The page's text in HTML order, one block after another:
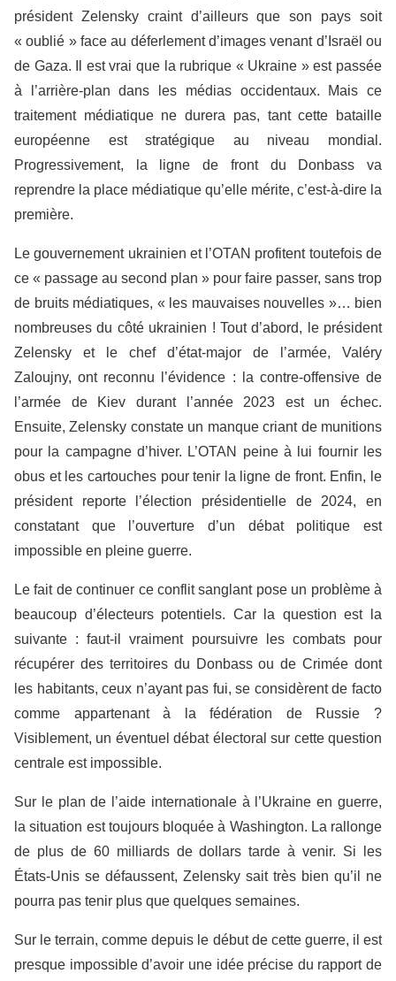
président Zelensky craint d’ailleurs que son pays soit
« oublié » face au déferlement d’images venant d’Israël ou
de Gaza. Il est vrai que la rubrique « Ukraine » est passée
à l’arrière-plan dans les médias occidentaux. Mais ce
traitement médiatique ne durera pas, tant cette bataille
européenne est stratégique au niveau mondial.
Progressivement, la ligne de front du Donbass va
reprendre la place médiatique qu’elle mérite, c’est-à-dire la
première.
Le gouvernement ukrainien et l’OTAN profitent toutefois de
ce « passage au second plan » pour faire passer, sans trop
de bruits médiatiques, « les mauvaises nouvelles »… bien
nombreuses du côté ukrainien ! Tout d’abord, le président
Zelensky et le chef d’état-major de l’armée, Valéry
Zaloujny, ont reconnu l’évidence : la contre-offensive de
l’armée de Kiev durant l’année 2023 est un échec.
Ensuite, Zelensky constate un manque criant de munitions
pour la campagne d’hiver. L’OTAN peine à lui fournir les
obus et les cartouches pour tenir la ligne de front. Enfin, le
président reporte l’élection présidentielle de 2024, en
constatant que l’ouverture d’un débat politique est
impossible en pleine guerre.
Le fait de continuer ce conflit sanglant pose un problème à
beaucoup d’électeurs potentiels. Car la question est la
suivante : faut-il vraiment poursuivre les combats pour
récupérer des territoires du Donbass ou de Crimée dont
les habitants, ceux n’ayant pas fui, se considèrent de facto
comme appartenant à la fédération de Russie ?
Visiblement, un éventuel débat électoral sur cette question
centrale est impossible.
Sur le plan de l’aide internationale à l’Ukraine en guerre,
la situation est toujours bloquée à Washington. La rallonge
de plus de 60 milliards de dollars tarde à venir. Si les
États-Unis se défaussent, Zelensky sait très bien qu’il ne
pourra pas tenir plus que quelques semaines.
Sur le terrain, comme depuis le début de cette guerre, il est
presque impossible d’avoir une idée précise du rapport de